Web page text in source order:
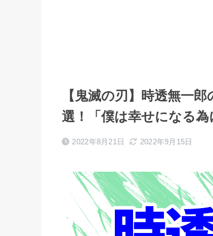
【鬼滅の刃】時透無一
選！「僕は幸せになる為
2022年8月21日 2022年9月15日